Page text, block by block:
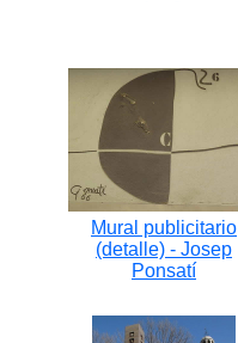
Mural publicitario
(detalle) - Josep
Ponsatí